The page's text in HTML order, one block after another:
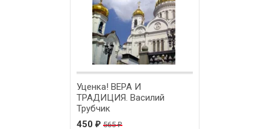
Уценка! ВЕРА И
ТРАДИЦИЯ. Василий
Трубчик
450 ₽ 565₽